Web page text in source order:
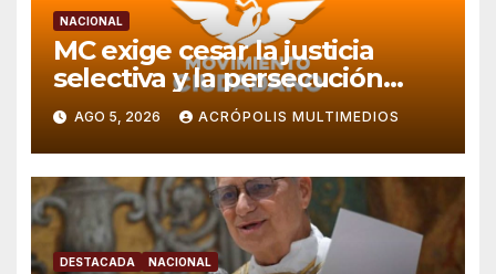
NACIONAL
MC exige cesar la justicia
selectiva y la persecución
política en Veracruz
AGO 5, 2026 ACRÓPOLIS MULTIMEDIOS
DESTACADA NACIONAL